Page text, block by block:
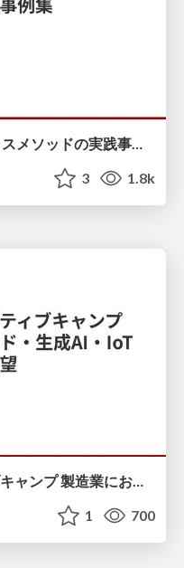
AI駆動開発の成功と失敗 クラスメソッドの実践事例集
3 1.8k
1 700